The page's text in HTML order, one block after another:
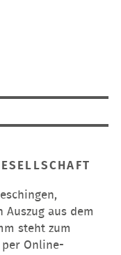
Auszug aus dem
steht zum
per Online-